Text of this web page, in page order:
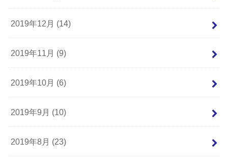
2019年12月 (14)
2019年11月 (9)
2019年10月 (6)
2019年9月 (10)
2019年8月 (23)